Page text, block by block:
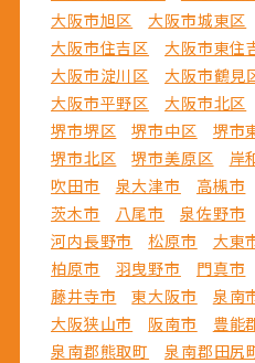
大阪市旭区
大阪市城東区
大阪市住吉区
大阪市東住
大阪市淀川区
大阪市鶴見
大阪市平野区
大阪市北区
堺市堺区
堺市中区 堺市
堺市北区
堺市美原区 岸
吹田市
泉大津市 高槻市
茨木市
八尾市 泉佐野市
河内長野市
松原市 大東
柏原市
羽曳野市 門真市
藤井寺市
東大阪市 泉南
大阪狭山市
阪南市 豊能
泉南郡熊取町
泉南郡田尻